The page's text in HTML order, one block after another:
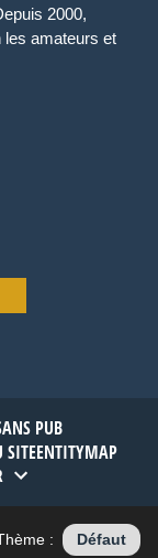
2000,
les amateurs et
PUB
SITEENTITYMAP
: Défaut